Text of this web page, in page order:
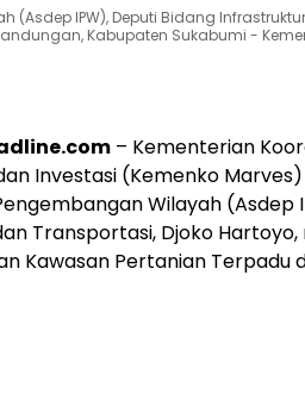
(Asdep IPW), Deputi Bidang
Kabupaten Sukabumi -
– Kementerian
Investasi (Kemenko
Wilayah (Asdep
Transportasi, Djoko Hartoyo,
Kawasan Pertanian Terpadu